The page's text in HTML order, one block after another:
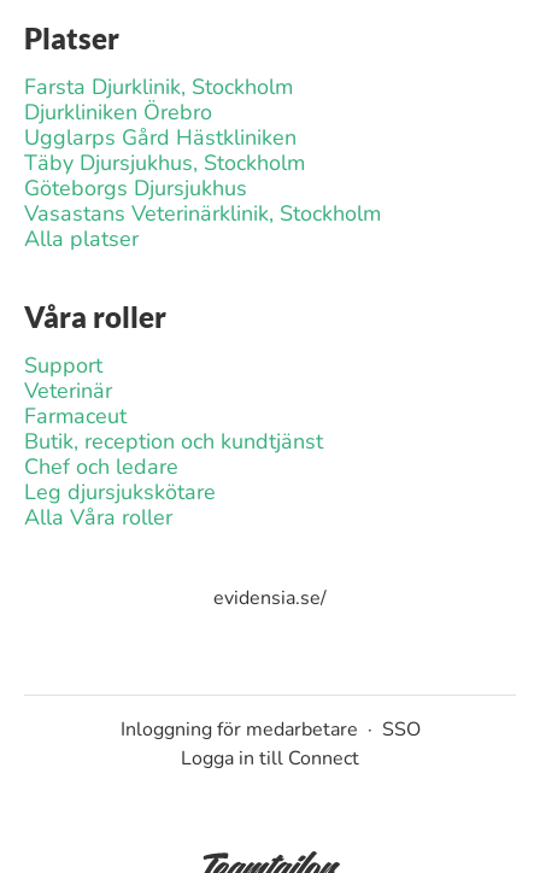
Platser
Farsta Djurklinik, Stockholm
Djurkliniken Örebro
Ugglarps Gård Hästkliniken
Täby Djursjukhus, Stockholm
Göteborgs Djursjukhus
Vasastans Veterinärklinik, Stockholm
Alla platser
Våra roller
Support
Veterinär
Farmaceut
Butik, reception och kundtjänst
Chef och ledare
Leg djursjukskötare
Alla Våra roller
evidensia.se/
Inloggning för medarbetare · SSO
Logga in till Connect